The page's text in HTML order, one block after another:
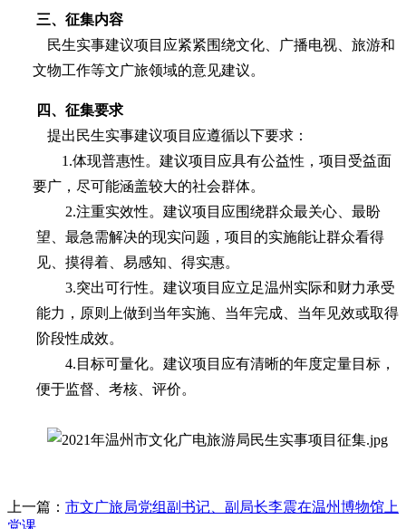
三、征集内容
民生实事建议项目应紧紧围绕文化、广播电视、旅游和
文物工作等文广旅领域的意见建议。
四、 征集要求
提出民生实事建议项目应遵循以下要求：
1.体现普惠性。建议项目应具有公益性，项目受益面
要广，尽可能涵盖较大的社会群体。
2.注重实效性。建议项目应围绕群众最关心、最盼
望、最急需解决的现实问题，项目的实施能让群众看得
见、摸得着、易感知、得实惠。
3.突出可行性。建议项目应立足温州实际和财力承受
能力，原则上做到当年实施、当年完成、当年见效或取得
阶段性成效。
4. 目标可量化。建议项目应有清晰的年度定量目标，
便于监督、考核、评价。
上一篇： 市文广旅局党组副书记、副局长李震在温州博物馆上
党课